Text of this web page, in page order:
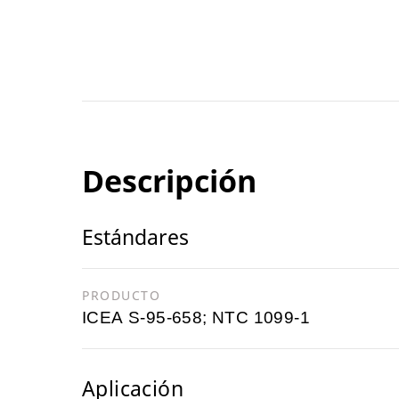
Descripción
Estándares
PRODUCTO
ICEA S-95-658; NTC 1099-1
Aplicación